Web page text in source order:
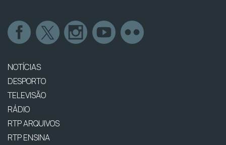
NOTÍCIAS
DESPORTO
TELEVISÃO
RÁDIO
RTP ARQUIVOS
RTP ENSINA